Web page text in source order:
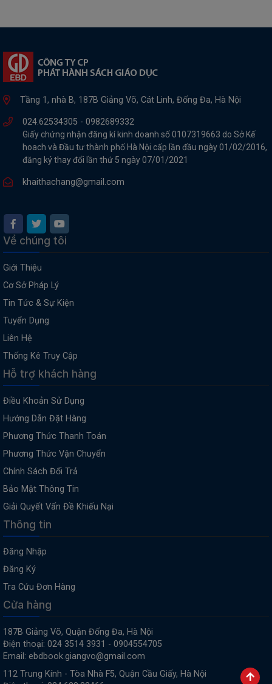
Tầng 1, nhà B, 187B Giảng Võ, Cát Linh, Đống Đa, Hà Nội
024.62534305 - 0982689332
Giấy chứng nhận đăng kí kinh doanh số 0107319663 do Sở Kế
hoach và Đầu tư thành phố Hà Nội cấp lần đầu ngày 01/02/2016,
đăng ký thay đổi lần thứ 5 ngày 07/01/2021
khaithachang@gmail.com
Về chúng tôi
Giới Thiệu
Cơ Sở Pháp Lý
Tin Tức & Sự Kiện
Tuyển Dụng
Liên Hệ
Thống Kê Truy Cập
Hỗ trợ khách hàng
Điều Khoản Sử Dụng
Hướng Dẫn Đặt Hàng
Phương Thức Thanh Toán
Phương Thức Vận Chuyển
Chính Sách Đổi Trả
Bảo Mật Thông Tin
Giải Quyết Vấn Đề Khiếu Nại
Thông tin
Đăng Nhập
Đăng Ký
Tra Cứu Đơn Hàng
Cửa hàng
187B Giảng Võ, Quận Đống Đa, Hà Nội
Điện thoại: 024 3514 3931 - 0904554705
Email: ebdbook.giangvo@gmail.com
112 Trung Kính - Tòa Nhà F5, Quận Cầu Giấy, Hà Nội